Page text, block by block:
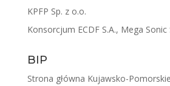
KPFP Sp. z o.o.
Konsorcjum ECDF S.A., Mega Sonic
BIP
Strona główna Kujawsko-